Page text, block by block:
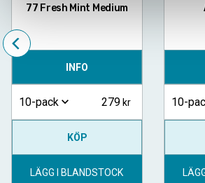
77 Fresh Mint Medium
INFO
10-pack 279
KÖP
LÄGG I BLANDSTOCK
10-